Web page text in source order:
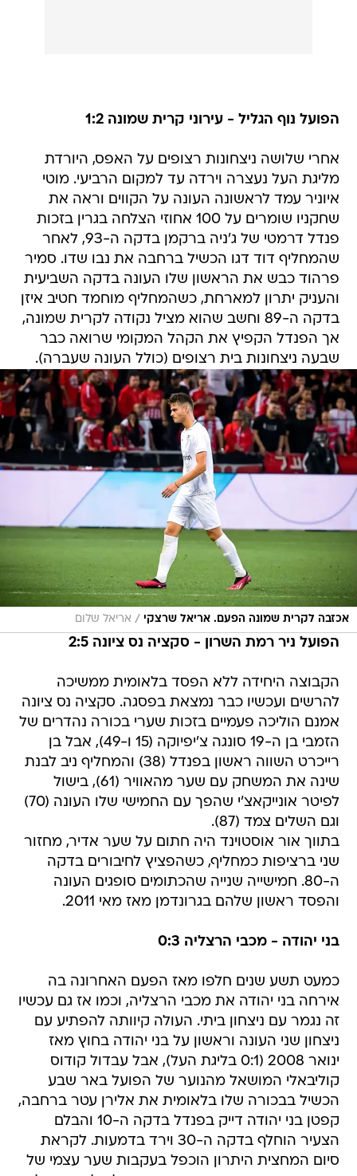
הפועל נוף הגליל - עירוני קרית שמונה 1:2
אחרי שלושה ניצחונות רצופים על האפס, היורדת
מליגת העל נעצרה וירדה עד למקום הרביעי. מוטי
איוניר עמד לראשונה העונה על הקווים וראה את
שחקניו שומרים על 100 אחוזי הצלחה בגרין בזכות
פנדל דרמטי של ג'ניה ברקמן בדקה ה-93, לאחר
שהמחליף דוד דגו הכשיל ברחבה את נבו שדו. סמיר
פרהוד כבש את הראשון שלו העונה בדקה השביעית
והעניק יתרון למארחת, כשהמחליף מוחמד חטיב איזן
בדקה ה-89 וחשב שהוא מציל נקודה לקרית שמונה,
אך הפנדל הקפיץ את הקהל המקומי שרואה כבר
שבעה ניצחונות בית רצופים (כולל העונה שעברה).
אכזבה לקרית שמונה הפעם. אריאל שרצקי / אריאל שלום
הפועל ניר רמת השרון - סקציה נס ציונה 2:5
הקבוצה היחידה ללא הפסד בלאומית ממשיכה
להרשים ועכשיו כבר נמצאת בפסגה. סקציה נס ציונה
אמנם הוליכה פעמיים בזכות שערי בכורה נהדרים של
הזמבי בן ה-19 סונגה צ'יפיוקה (15 ו-49), אבל בן
רייכרט השווה ראשון בפנדל (38) והמחליף ניב לבנת
שינה את המשחק עם שער מהאוויר (61), בישול
לפיטר אונייקאצ'י שהפך עם החמישי שלו העונה (70)
וגם השלים צמד (87).
בתווך אור אוסטוינד היה חתום על שער אדיר, מחזור
שני ברציפות כמחליף, כשהפציץ לחיבורים בדקה
ה-80. חמישייה שנייה שהכתומים סופגים העונה
והפסד ראשון שלהם בגרונדמן מאז מאי 2011.
בני יהודה - מכבי הרצליה 0:3
כמעט תשע שנים חלפו מאז הפעם האחרונה בה
אירחה בני יהודה את מכבי הרצליה, וכמו אז גם עכשיו
זה נגמר עם ניצחון ביתי. העולה קיוותה להפתיע עם
ניצחון שני העונה וראשון על בני יהודה בחוץ מאז
ינואר 2008 (0:1 בליגת העל), אבל עבדול קודוס
קוליבאלי המושאל מהנוער של הפועל באר שבע
הכשיל בבכורה שלו בלאומית את אלירן עטר ברחבה,
קפטן בני יהודה דייק בפנדל בדקה ה-10 והבלם
הצעיר הוחלף בדקה ה-30 וירד בדמעות. לקראת
סיום המחצית היתרון הוכפל בעקבות שער עצמי של